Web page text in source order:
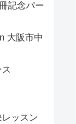
記念パー
大阪市中
ッスン